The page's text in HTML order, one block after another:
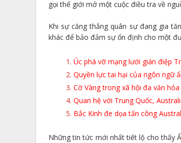
gọi thế giới mở một cuộc điều tra về
Khi sự căng thẳng quân sự đang gia
khác để bảo đảm sự ổn định cho một
Úc phá vỡ mạng lưới gián điệp
Quyền lực tai hại của ngôn ngữ
Cờ Vàng trong xã hội đa văn
Quan hệ với Trung Quốc,
Bắc Kinh đe dọa tấn công
Những tin tức mới nhất tiết lộ cho thấy